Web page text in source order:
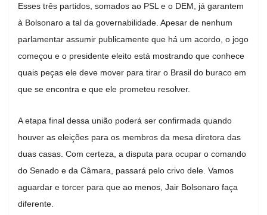
Esses três partidos, somados ao PSL e o DEM, já garantem
à Bolsonaro a tal da governabilidade. Apesar de nenhum
parlamentar assumir publicamente que há um acordo, o jogo
começou e o presidente eleito está mostrando que conhece
quais peças ele deve mover para tirar o Brasil do buraco em
que se encontra e que ele prometeu resolver.
A etapa final dessa união poderá ser confirmada quando
houver as eleições para os membros da mesa diretora das
duas casas. Com certeza, a disputa para ocupar o comando
do Senado e da Câmara, passará pelo crivo dele. Vamos
aguardar e torcer para que ao menos, Jair Bolsonaro faça
diferente.